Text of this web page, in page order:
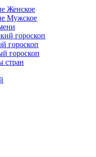
Женское
Мужское
гороскоп
гороскоп
гороскоп
стран